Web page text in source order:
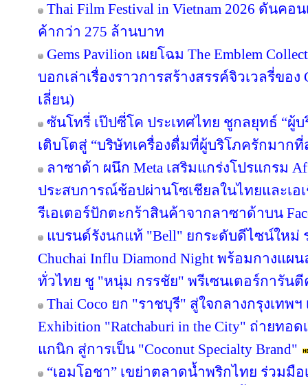
Thai Film Festival in Vietnam 2026 ดันค
ค้ากว่า 275 ล้านบาท
Gems Pavilion เผยโฉม The Emblem
บอกเล่าเรื่องราวการสร้างสรรค์จิวเวลรี่ของ
เลี่ยน)
ซันโทรี่ เป๊ปซี่โค ประเทศไทย ชูกลยุทธ์ “ผู้
เติบโตสู่ “บริษัทเครื่องดื่มที่ผู้บริโภครักมากที่
ลาซาด้า ผนึก Meta เสริมแกร่งโปรแกรม
ประสบการณ์ช้อปผ่านโซเชียลในไทยและเอ
รีเอเตอร์ปักตะกร้าสินค้าจากลาซาด้าบน
แบรนด์รังนกแท้ "Bell" ยกระดับดีไซน์ใหม่
Chuchai Influ Diamond Night พร้อมกางแ
ทั่วไทย ชู "หนุ่ม กรรชัย" พรีเซนเตอร์การัน
Thai Coco ยก "ราชบุรี" สู่ใจกลางกรุงเทพฯ
Exhibition "Ratchaburi in the City" ถ่ายทอ
แกนิก สู่การเป็น "Coconut Specialty Brand"
“เอมโอชา” เขย่าตลาดน้ำพริกไทย ร่วมมื